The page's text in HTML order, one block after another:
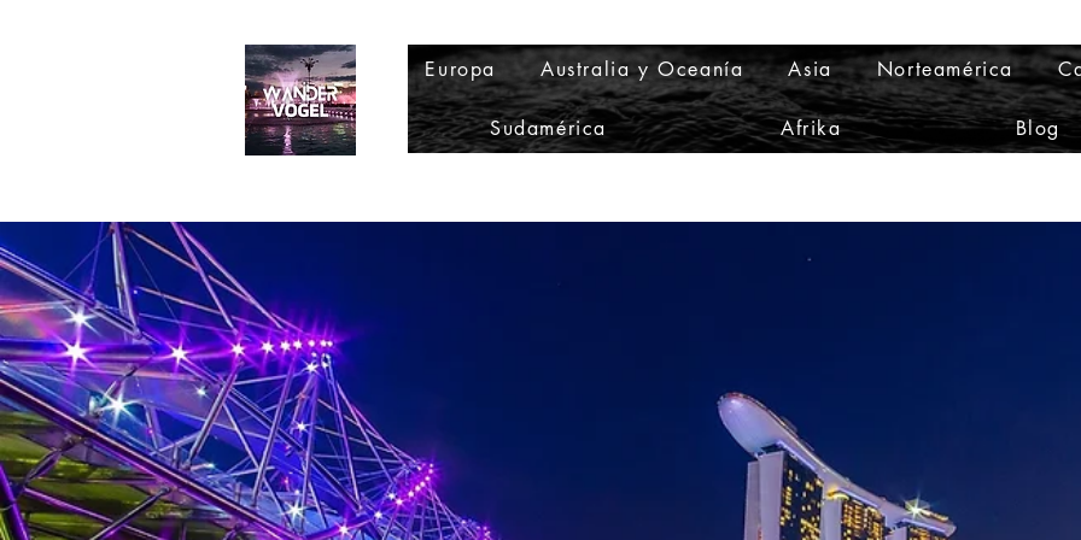
Europa Australia y Oceanía Asia Norteamérica
Sudamérica Afrika Blog